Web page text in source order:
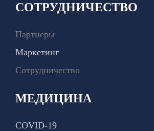
СОТРУДНИЧЕСТВО
Партнеры
Маркетинг
Сотрудничество
МЕДИЦИНА
COVID-19